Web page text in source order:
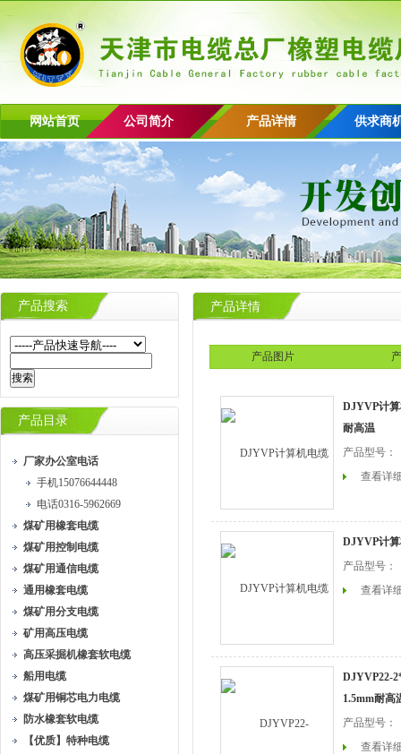
网站首页 公司简介 产品详情 供求商
产品搜索
产品目录
厂家办公室电话
手机15076644448
电话0316-5962669
煤矿用橡套电缆
煤矿用控制电缆
煤矿用通信电缆
通用橡套电缆
煤矿用分支电缆
矿用高压电缆
高压采掘机橡套软电缆
船用电缆
煤矿用铜芯电力电缆
防水橡套软电缆
【优质】特种电缆
产品详情
产品图片
DJYVP计
耐高温
产品型号：
查看详
DJYVP计
产品型号：
查看详
DJYVP22-
1.5mm耐高
产品型号：
查看详